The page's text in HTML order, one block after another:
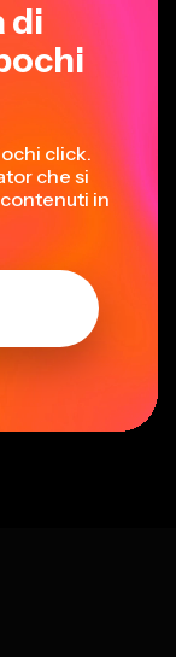
di
click.
che si
in